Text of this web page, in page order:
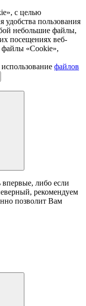
с целью
пользования
небольшие файлы,
посещениях веб-
файлы «Сookie»,
файлов
либо если
рекомендуем
позволит Вам